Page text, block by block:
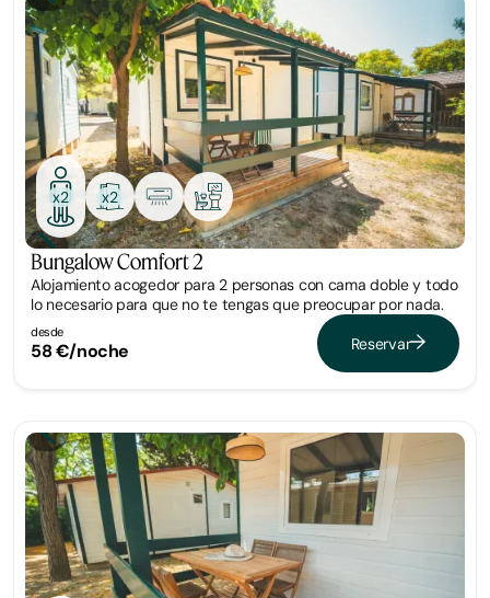
Bungalow
x2 x2
Bungalow Comfort 2
Alojamiento acogedor para 2 personas con cama doble y todo
lo necesario para que no te tengas que preocupar por nada.
desde
58 €/noche Reservar
Bungalow